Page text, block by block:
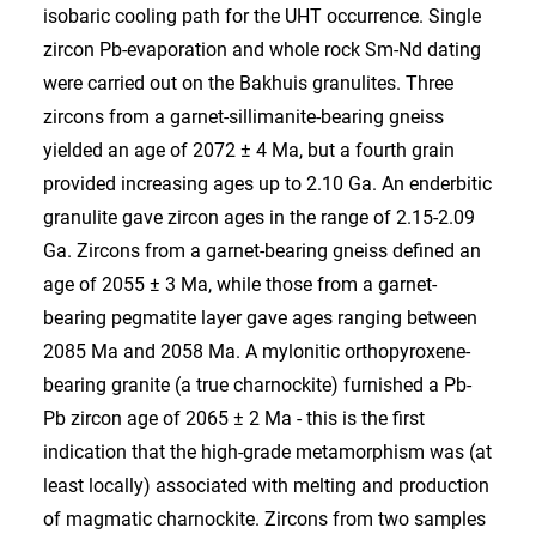
isobaric cooling path for the UHT occurrence. Single
zircon Pb-evaporation and whole rock Sm-Nd dating
were carried out on the Bakhuis granulites. Three
zircons from a garnet-sillimanite-bearing gneiss
yielded an age of 2072 ± 4 Ma, but a fourth grain
provided increasing ages up to 2.10 Ga. An enderbitic
granulite gave zircon ages in the range of 2.15-2.09
Ga. Zircons from a garnet-bearing gneiss defined an
age of 2055 ± 3 Ma, while those from a garnet-
bearing pegmatite layer gave ages ranging between
2085 Ma and 2058 Ma. A mylonitic orthopyroxene-
bearing granite (a true charnockite) furnished a Pb-
Pb zircon age of 2065 ± 2 Ma - this is the first
indication that the high-grade metamorphism was (at
least locally) associated with melting and production
of magmatic charnockite. Zircons from two samples